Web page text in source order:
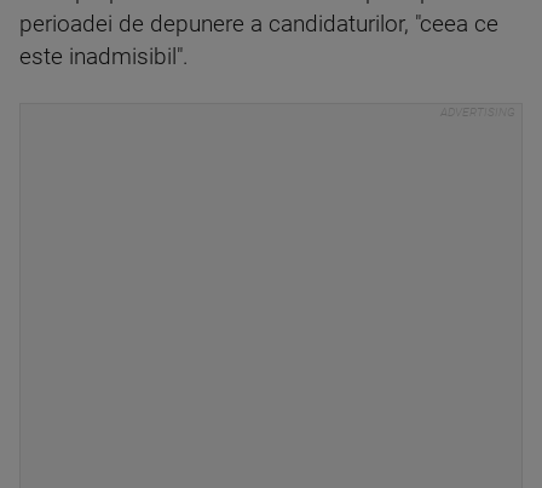
perioadei de depunere a candidaturilor, "ceea ce
este inadmisibil".